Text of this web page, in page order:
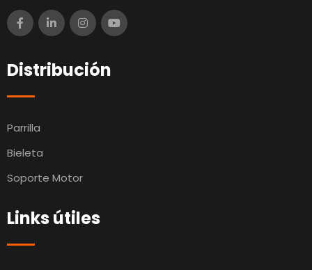
Distribución
Parrilla
Bieleta
Soporte Motor
Links útiles